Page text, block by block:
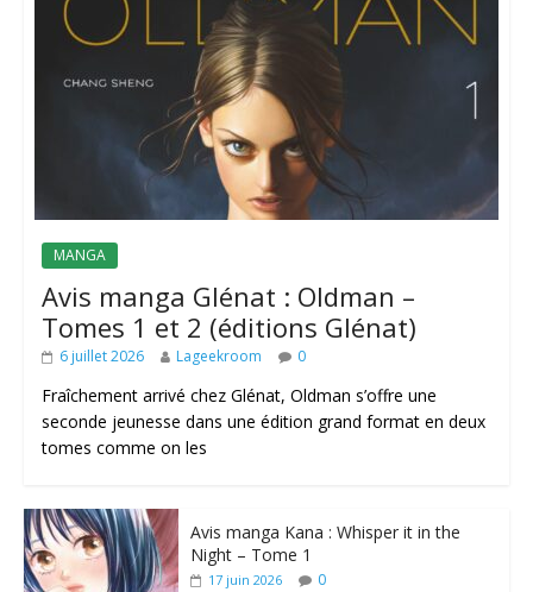
MANGA
Avis manga Glénat : Oldman –
Tomes 1 et 2 (éditions Glénat)
6 juillet 2026 Lageekroom 0
Fraîchement arrivé chez Glénat, Oldman s’offre une
seconde jeunesse dans une édition grand format en deux
tomes comme on les
Avis manga Kana : Whisper it in the
Night – Tome 1
17 juin 2026 0